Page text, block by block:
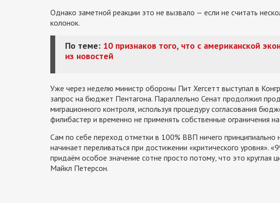
Однако заметной реакции это не вызвало — если не считать
колонок.
По теме: 10 признаков того, что с американской
из новостей
Уже через неделю министр обороны Пит Хегсетт выступал в
запрос на бюджет Пентагона. Параллельно Сенат продолжил
миграционного контроля, используя процедуру согласования
филибастер и временно не применять собственные ограничения
Сам по себе переход отметки в 100% ВВП ничего принципиально
начинает переливаться при достижении «критического
придаём особое значение сотне просто потому, что это
Майкл Петерсон.